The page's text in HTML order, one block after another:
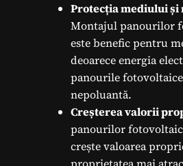
Protecția mediului
Montajul panourilor
este benefic pentru
deoarece energia
panourile
nepoluantă.
Creșterea valorii
panourilor
crește valoarea